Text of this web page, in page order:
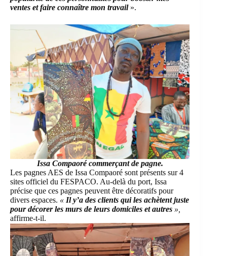
ventes et faire connaître mon travail».
Issa Compaoré commerçant de pagne.
Les pagnes AES de Issa Compaoré sont présents sur 4
sites officiel du FESPACO. Au-delà du port, Issa
précise que ces pagnes peuvent être décoratifs pour
divers espaces. « Il y’a des clients qui les achètent juste
pour décorer les murs de leurs domiciles et autres »,
affirme-t-il.